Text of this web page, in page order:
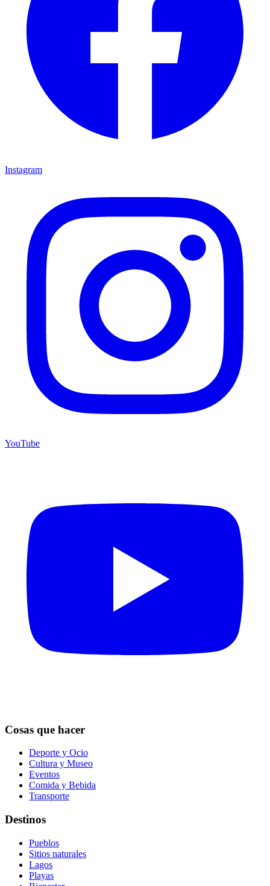
Instagram
YouTube
Cosas que hacer
Deporte y Ocio
Cultura y Museo
Eventos
Comida y Bebida
Transporte
Destinos
Pueblos
Sitios naturales
Lagos
Playas